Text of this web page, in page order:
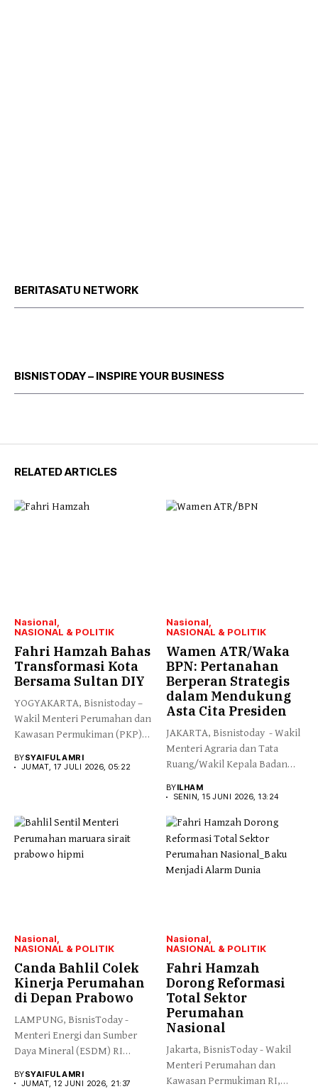
BERITASATU NETWORK
BISNISTODAY – INSPIRE YOUR BUSINESS
RELATED ARTICLES
Nasional
NASIONAL & POLITIK
Fahri Hamzah Bahas
Transformasi Kota
Bersama Sultan DIY
YOGYAKARTA, Bisnistoday –
Wakil Menteri Perumahan dan
Kawasan Permukiman (PKP)
BYSYAIFUL AMRI
JUMAT, 17 JULI 2026, 05:22
Nasional
NASIONAL & POLITIK
Wamen ATR/Waka
BPN: Pertanahan
Berperan Strategis
dalam Mendukung
Asta Cita Presiden
JAKARTA, Bisnistoday - Wakil
Menteri Agraria dan Tata
Ruang/Wakil Kepala Badan
BYILHAM
SENIN, 15 JUNI 2026, 13:24
Nasional
NASIONAL & POLITIK
Canda Bahlil Colek
Kinerja Perumahan
di Depan Prabowo
LAMPUNG, BisnisToday -
Menteri Energi dan Sumber
Daya Mineral (ESDM) RI
BYSYAIFUL AMRI
JUMAT, 12 JUNI 2026, 21:37
Nasional
NASIONAL & POLITIK
Fahri Hamzah
Dorong Reformasi
Total Sektor
Perumahan
Nasional
Jakarta, BisnisToday - Wakil
Menteri Perumahan dan
Kawasan Permukiman RI,